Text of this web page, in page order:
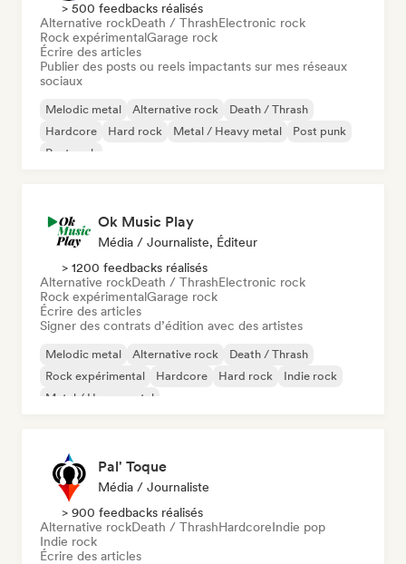
> 500 feedbacks réalisés
Alternative rockDeath / ThrashElectronic rock
Rock expérimentalGarage rock
Écrire des articles
Publier des posts ou reels impactants sur mes réseaux
sociaux
Melodic metal Alternative rock
Death / Thrash
Hardcore
Hard rock Metal / Heavy metal
Post punk
Post rock
Ok Music Play
Média / Journaliste, Éditeur
> 1200 feedbacks réalisés
Alternative rockDeath / ThrashElectronic rock
Rock expérimentalGarage rock
Écrire des articles
Signer des contrats d’édition avec des artistes
Melodic metal Alternative rock
Death / Thrash
Rock expérimental
Hardcore Hard rock
Indie rock
Metal / Heavy metal
Pal' Toque
Média / Journaliste
> 900 feedbacks réalisés
Alternative rockDeath / ThrashHardcoreIndie pop
Indie rock
Écrire des articles